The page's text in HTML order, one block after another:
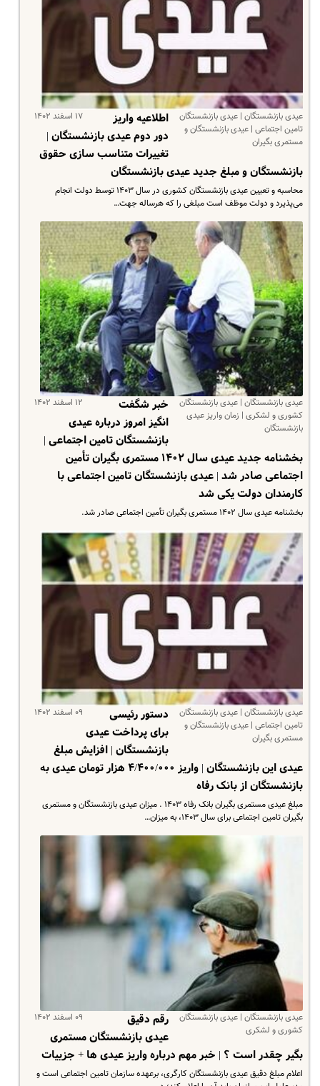
عیدی بازنشستگان | عیدی بازنشستگان
تامین اجتماعی | عیدی بازنشستگان و
مستمری بگیران
۱۷ اسفند ۱۴۰۲
اطلاعیه واریز
دور دوم عیدی بازنشستگان |
تغییرات متناسب سازی حقوق
بازنشستگان و مبلغ جدید عیدی بازنشستگان
محاسبه و تعیین عیدی بازنشستگان کشوری در سال ۱۴۰۳ توسط دولت انجام
می‌پذیرد و دولت موظف است مبلغی را که هرساله جهت…
عیدی بازنشستگان | عیدی بازنشستگان
کشوری و لشکری | زمان واریز عیدی
بازنشستگان
۱۲ اسفند ۱۴۰۲
خبر شگفت
انگیز امروز درباره عیدی
بازنشستگان تامین اجتماعی |
بخشنامه جدید عیدی سال ۱۴۰۲ مستمری بگیران تأمین
اجتماعی صادر شد | عیدی بازنشستگان تامین اجتماعی با
کارمندان دولت یکی شد
بخشنامه عیدی سال ۱۴۰۲ مستمری بگیران تأمین اجتماعی صادر شد.
عیدی بازنشستگان | عیدی بازنشستگان
تامین اجتماعی | عیدی بازنشستگان و
مستمری بگیران
۰۹ اسفند ۱۴۰۲
دستور رئیسی
برای پرداخت عیدی
بازنشستگان | افزایش مبلغ
عیدی این بازنشستگان | واریز ۴/۴۰۰/۰۰۰ هزار تومان عیدی به
بازنشستگان از بانک رفاه
مبلغ عیدی مستمری بگیران بانک رفاه ۱۴۰۳ . میزان عیدی بازنشستگان و مستمری
بگیران تامین اجتماعی برای سال ۱۴۰۳، به میزان…
عیدی بازنشستگان | عیدی بازنشستگان
کشوری و لشکری
۰۹ اسفند ۱۴۰۲
رقم دقیق
عیدی بازنشستگان مستمری
بگیر چقدر است ؟ | خبر مهم درباره واریز عیدی ها + جزییات
اعلام مبلغ دقیق عیدی بازنشستگان کارگری، برعهده سازمان تامین اجتماعی است و